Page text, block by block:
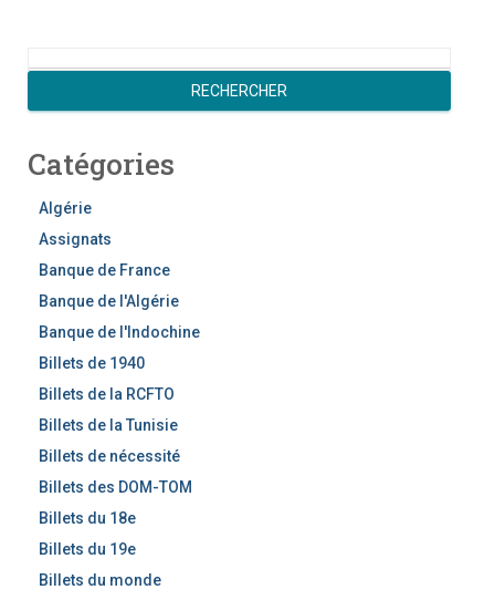
c
e
RECHERCHER
Catégories
Algérie
Assignats
Banque de France
Banque de l'Algérie
Banque de l'Indochine
Billets de 1940
Billets de la RCFTO
Billets de la Tunisie
Billets de nécessité
Billets des DOM-TOM
Billets du 18e
Billets du 19e
Billets du monde